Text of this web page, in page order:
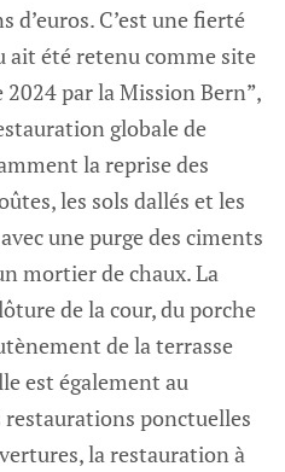
C’est une fierté
ait été retenu comme site
par la Mission Bern”,
globale de
la reprise des
les sols dallés et les
une purge des ciments
mortier de chaux. La
de la cour, du porche
de la terrasse
est également au
ponctuelles
la restauration à